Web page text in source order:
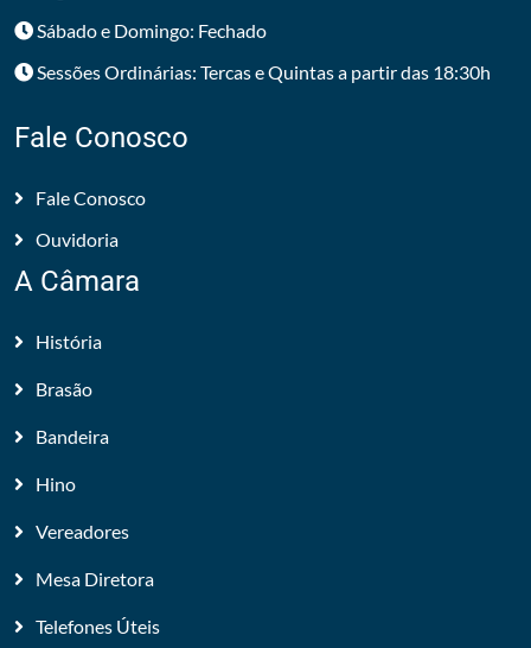
Sábado e Domingo: Fechado
Sessões Ordinárias: Tercas e Quintas a partir das 18:30h
Fale Conosco
Fale Conosco
Ouvidoria
A Câmara
História
Brasão
Bandeira
Hino
Vereadores
Mesa Diretora
Telefones Úteis